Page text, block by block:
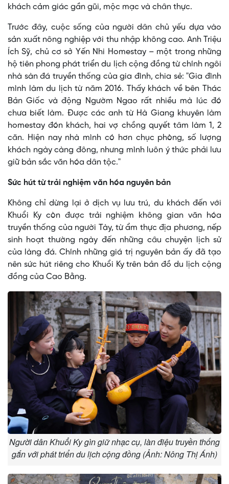
khách cảm giác gần gũi, mộc mạc và chân thực.
Trước đây, cuộc sống của người dân chủ yếu dựa vào
sản xuất nông nghiệp với thu nhập không cao. Anh Triệu
Ích Sỹ, chủ cơ sở Yến Nhi Homestay – một trong những
hộ tiên phong phát triển du lịch cộng đồng từ chính ngôi
nhà sàn đá truyền thống của gia đình, chia sẻ: "Gia đình
mình làm du lịch từ năm 2016. Thấy khách về bên Thác
Bản Giốc và động Ngườm Ngao rất nhiều mà lúc đó
chưa biết làm. Được các anh từ Hà Giang khuyên làm
homestay đón khách, hai vợ chồng quyết tâm làm 1, 2
căn. Hiện nay nhà mình có hơn chục phòng, số lượng
khách ngày càng đông, nhưng mình luôn ý thức phải lưu
giữ bản sắc văn hóa dân tộc."
Sức hút từ trải nghiệm văn hóa nguyên bản
Không chỉ dừng lại ở dịch vụ lưu trú, du khách đến với
Khuổi Ky còn được trải nghiệm không gian văn hóa
truyền thống của người Tày, từ ẩm thực địa phương, nếp
sinh hoạt thường ngày đến những câu chuyện lịch sử
của làng đá. Chính những giá trị nguyên bản ấy đã tạo
nên sức hút riêng cho Khuổi Ky trên bản đồ du lịch cộng
đồng của Cao Bằng.
Người dân Khuổi Ky gìn giữ nhạc cụ, làn điệu truyền thống
gắn với phát triển du lịch cộng đồng (Ảnh: Nông Thị Ánh)